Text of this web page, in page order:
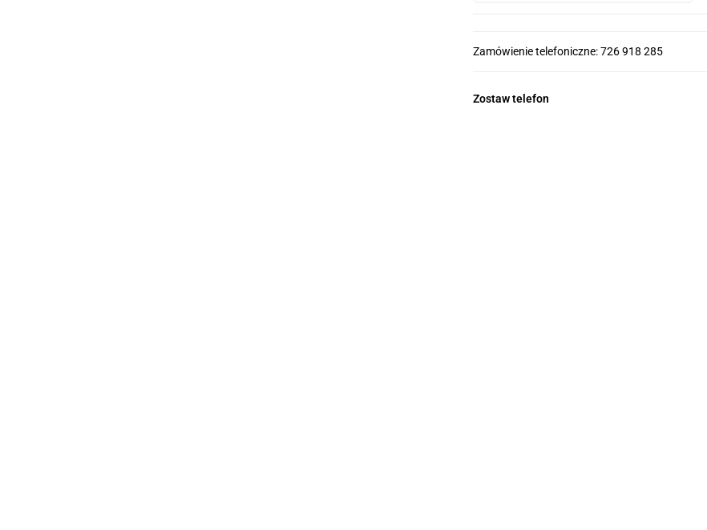
Zamówienie telefoniczne: 726 918 285
Zostaw telefon